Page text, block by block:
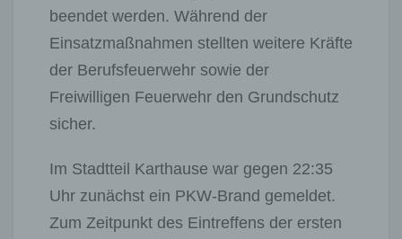
beendet werden. Während der
Einsatzmaßnahmen stellten weitere Kräfte
der Berufsfeuerwehr sowie der
Freiwilligen Feuerwehr den Grundschutz
sicher.
Im Stadtteil Karthause war gegen 22:35
Uhr zunächst ein PKW-Brand gemeldet.
Zum Zeitpunkt des Eintreffens der ersten